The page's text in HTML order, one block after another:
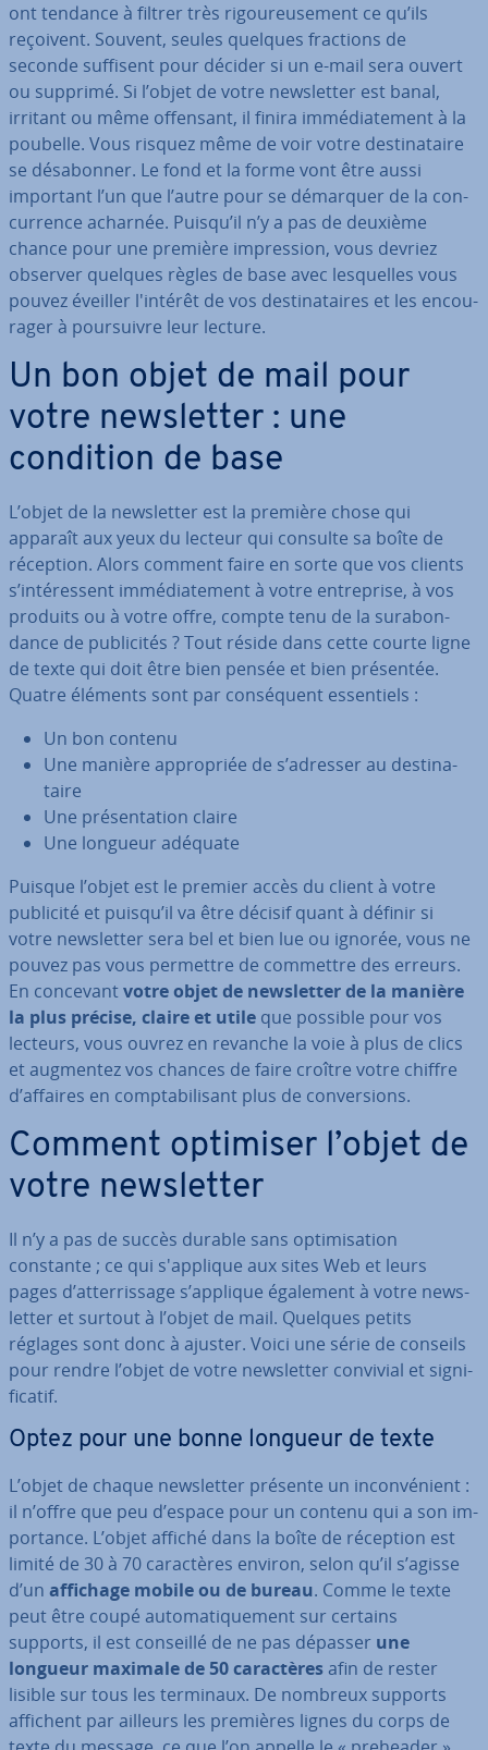
ont tendance à filtrer très ri­gou­reu­se­ment ce qu’ils
reçoivent. Souvent, seules quelques fractions de
seconde suffisent pour décider si un e-mail sera ouvert
ou supprimé. Si l’objet de votre news­let­ter est banal,
irritant ou même offensant, il finira im­mé­dia­te­ment à la
poubelle. Vous risquez même de voir votre des­ti­na­taire
se dé­sa­bon­ner. Le fond et la forme vont être aussi
important l’un que l’autre pour se démarquer de la con­
cur­rence acharnée. Puisqu’il n’y a pas de deuxième
chance pour une première im­pres­sion, vous devriez
observer quelques règles de base avec les­quelles vous
pouvez éveiller l'intérêt de vos des­ti­na­taires et les en­cou­
ra­ger à pour­suivre leur lecture.
Un bon objet de mail pour
votre news­let­ter : une
condition de base
L’objet de la news­let­ter est la première chose qui
apparaît aux yeux du lecteur qui consulte sa boîte de
réception. Alors comment faire en sorte que vos clients
s’in­té­res­sent im­mé­dia­te­ment à votre en­tre­prise, à vos
produits ou à votre offre, compte tenu de la su­ra­bon­
dance de pu­bli­ci­tés ? Tout réside dans cette courte ligne
de texte qui doit être bien pensée et bien présentée.
Quatre éléments sont par con­sé­quent es­sen­tiels :
Un bon contenu
Une manière ap­pro­priée de s’adresser au des­ti­na­
taire
Une pré­sen­ta­tion claire
Une longueur adéquate
Puisque l’objet est le premier accès du client à votre
publicité et puisqu’il va être décisif quant à définir si
votre news­let­ter sera bel et bien lue ou ignorée, vous ne
pouvez pas vous permettre de commettre des erreurs.
En concevantvotre objet de news­let­ter de la manière
la plus précise, claire et utile que possible pour vos
lecteurs, vous ouvrez en revanche la voie à plus de clics
et augmentez vos chances de faire croître votre chiffre
d’affaires en comp­ta­bi­li­sant plus de con­ver­sions.
Comment optimiser l’objet de
votre news­let­ter
Il n’y a pas de succès durable sans op­ti­mi­sa­tion
constante ; ce qui s'ap­plique aux sites Web et leurs
pages d’at­ter­ris­sage s’applique également à votre news­
let­ter et surtout à l’objet de mail. Quelques petits
réglages sont donc à ajuster. Voici une série de conseils
pour rendre l’objet de votre news­let­ter convivial et sig­ni­
fi­ca­tif.
Optez pour une bonne longueur de texte
L’objet de chaque news­let­ter présente un in­con­vé­nient :
il n’offre que peu d’espace pour un contenu qui a son im­
por­tance. L’objet affiché dans la boîte de réception est
limité de 30 à 70 ca­rac­tères environ, selon qu’il s’agisse
d’un affichage mobile ou de bureau. Comme le texte
peut être coupé au­to­ma­ti­que­ment sur certains
supports, il est conseillé de ne pas dépasser une
longueur maximale de 50 ca­rac­tèresafin de rester
lisible sur tous les terminaux. De nombreux supports
affichent par ailleurs les premières lignes du corps de